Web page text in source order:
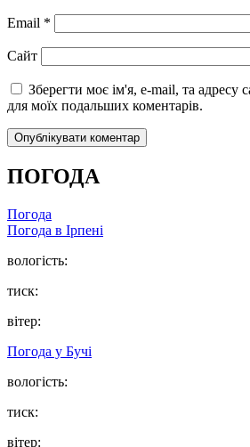
Email *
Сайт
Зберегти моє ім'я, e-mail, та адресу
для моїх подальших коментарів.
ПОГОДА
Погода
Погода в Ірпені
вологість:
тиск:
вітер:
Погода у Бучі
вологість:
тиск:
вітер: